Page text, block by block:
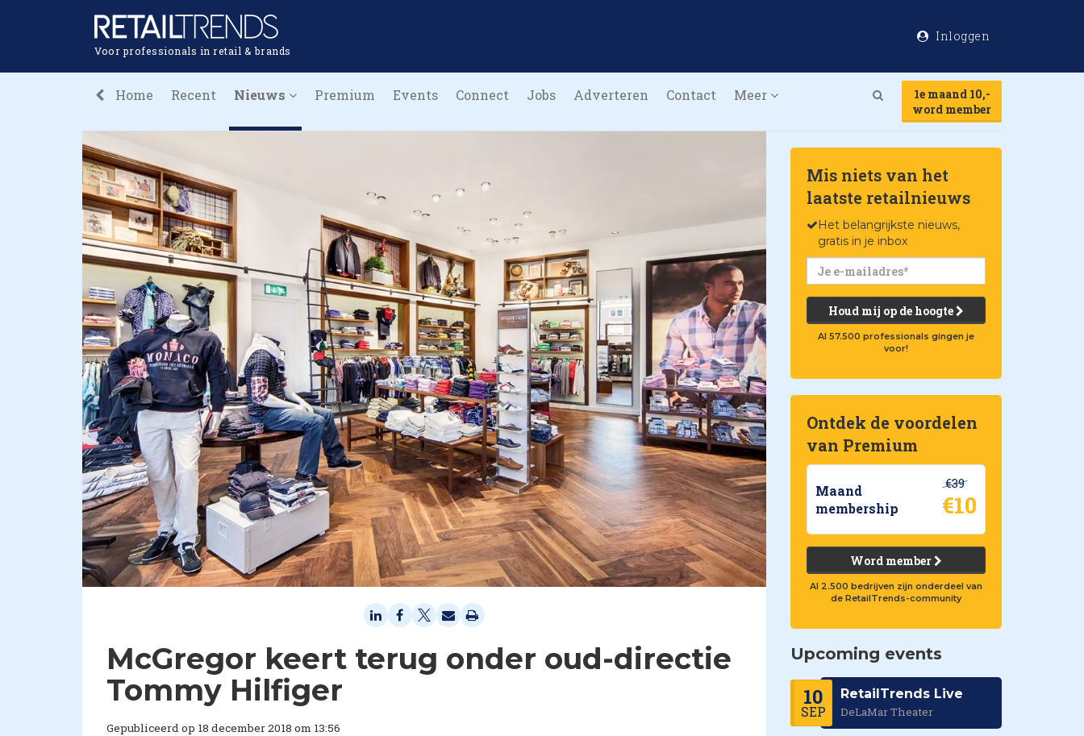
Voor professionals in retail & brands
Inloggen
Home Recent Nieuws Premium Events Connect Jobs Adverteren Contact Meer
1e maand 10,-
word member
McGregor keert terug onder oud-directie
Tommy Hilfiger
Gepubliceerd op 18 december 2018 om 13:56
Mis niets van het
laatste retailnieuws
Het belangrijkste nieuws,
gratis in je inbox
Houd mij op de hoogte
Al 57.500 professionals gingen je
voor!
Ontdek de voordelen
van Premium
Maand
membership
€39
€10
Word member
Al 2.500 bedrijven zijn onderdeel van
de RetailTrends-community
Upcoming events
10
SEP
RetailTrends Live
DeLaMar Theater